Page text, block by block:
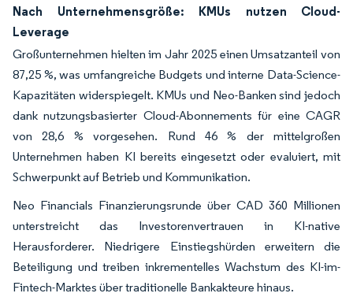
Nach Unternehmensgröße: KMUs nutzen Cloud-
Leverage
Großunternehmen hielten im Jahr 2025 einen Umsatzanteil von
87,25 %, was umfangreiche Budgets und interne Data-Science-
Kapazitäten widerspiegelt. KMUs und Neo-Banken sind jedoch
dank nutzungsbasierter Cloud-Abonnements für eine CAGR
von 28,6 % vorgesehen. Rund 46 % der mittelgroßen
Unternehmen haben KI bereits eingesetzt oder evaluiert, mit
Schwerpunkt auf Betrieb und Kommunikation.
Neo Financials Finanzierungsrunde über CAD 360 Millionen
unterstreicht das Investorenvertrauen in KI-native
Herausforderer. Niedrigere Einstiegshürden erweitern die
Beteiligung und treiben inkrementelles Wachstum des KI-im-
Fintech-Marktes über traditionelle Bankakteure hinaus.